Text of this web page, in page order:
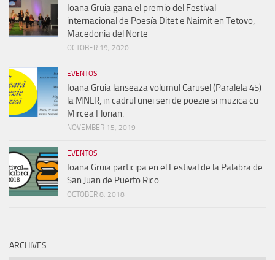
Ioana Gruia gana el premio del Festival
internacional de Poesía Ditet e Naimit en Tetovo,
Macedonia del Norte
OCTOBER 19, 2020
EVENTOS
Ioana Gruia lanseaza volumul Carusel (Paralela 45)
la MNLR, in cadrul unei seri de poezie si muzica cu
Mircea Florian.
NOVEMBER 15, 2019
EVENTOS
Ioana Gruia participa en el Festival de la Palabra de
San Juan de Puerto Rico
OCTOBER 8, 2018
ARCHIVES